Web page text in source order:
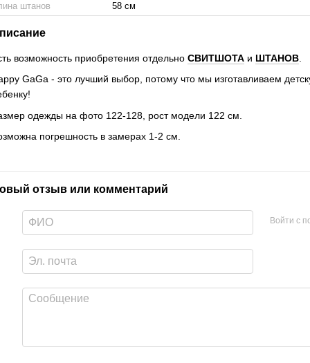
штанов
58 см
возможность приобретения отдельноСВИТШОТА и ШТАНОВ
GaGa - это лучший выбор, потому что мы изготавливаем
одежды на фото 122-128, рост модели 122 см.
погрешность в замерах 1-2 см.
отзыв или комментарий
Войти с